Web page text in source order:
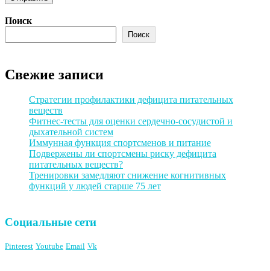
Поиск
Поиск
Свежие записи
Стратегии профилактики дефицита питательных
веществ
Фитнес-тесты для оценки сердечно-сосудистой и
дыхательной систем
Иммунная функция спортсменов и питание
Подвержены ли спортсмены риску дефицита
питательных веществ?
Тренировки замедляют снижение когнитивных
функций у людей старше 75 лет
Социальные сети
Pinterest Youtube Email Vk